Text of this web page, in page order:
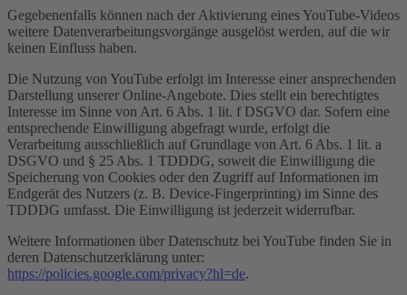
Gegebenenfalls können nach der Aktivierung eines YouTube-Videos
weitere Datenverarbeitungsvorgänge ausgelöst werden, auf die wir
keinen Einfluss haben.
Die Nutzung von YouTube erfolgt im Interesse einer ansprechenden
Darstellung unserer Online-Angebote. Dies stellt ein berechtigtes
Interesse im Sinne von Art. 6 Abs. 1 lit. f DSGVO dar. Sofern eine
entsprechende Einwilligung abgefragt wurde, erfolgt die
Verarbeitung ausschließlich auf Grundlage von Art. 6 Abs. 1 lit. a
DSGVO und § 25 Abs. 1 TDDDG, soweit die Einwilligung die
Speicherung von Cookies oder den Zugriff auf Informationen im
Endgerät des Nutzers (z. B. Device-Fingerprinting) im Sinne des
TDDDG umfasst. Die Einwilligung ist jederzeit widerrufbar.
Weitere Informationen über Datenschutz bei YouTube finden Sie in
deren Datenschutzerklärung unter:
https://policies.google.com/privacy?hl=de.